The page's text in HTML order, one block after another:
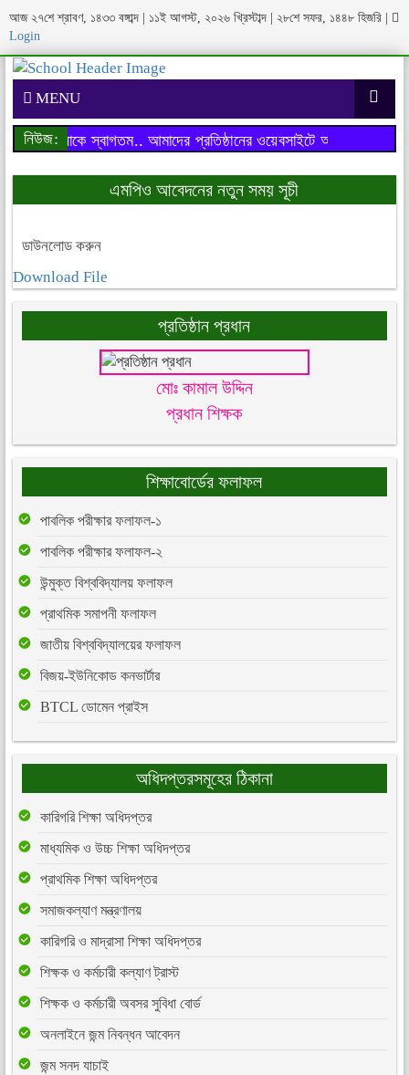
আজ ২৭শে শ্রাবণ, ১৪৩৩ বঙ্গাব্দ | ১১ই আগস্ট, ২০২৬ খ্রিস্টাব্দ | ২৮শে সফর, ১৪৪৮ হিজরি
Login
MENU
নিউজ: আমাদের প্রতিষ্ঠানের ওয়েবসাইটে আপনাকে
আপনাকে স্বাগতম..
এমপিও আবেদনের নতুন সময় সূচী
ডাউনলোড করুন
Download File
প্রতিষ্ঠান প্রধান
মোঃ কামাল উদ্দিন
প্রধান শিক্ষক
শিক্ষাবোর্ডের ফলাফল
পাবলিক পরীক্ষার ফলাফল-১
পাবলিক পরীক্ষার ফলাফল-২
উন্মুক্ত বিশ্ববিদ্যালয় ফলাফল
প্রাথমিক সমাপনী ফলাফল
জাতীয় বিশ্ববিদ্যালয়ের ফলাফল
বিজয়-ইউনিকোড কনভার্টার
BTCL ডোমেন প্রাইস
অধিদপ্তরসমূহের ঠিকানা
কারিগরি শিক্ষা অধিদপ্তর
মাধ্যমিক ও উচ্চ শিক্ষা অধিদপ্তর
প্রাথমিক শিক্ষা অধিদপ্তর
সমাজকল্যাণ মন্ত্রণালয়
কারিগরি ও মাদ্রাসা শিক্ষা অধিদপ্তর
শিক্ষক ও কর্মচারী কল্যাণ ট্রাস্ট
শিক্ষক ও কর্মচারী অবসর সুবিধা বোর্ড
অনলাইনে জন্ম নিবন্ধন আবেদন
জন্ম সনদ যাচাই